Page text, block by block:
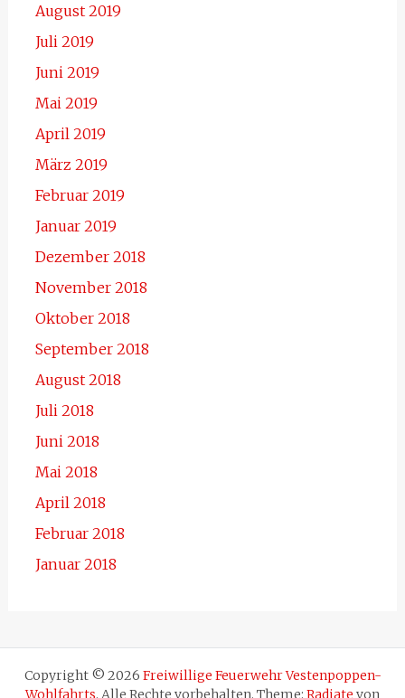
August 2019
Juli 2019
Juni 2019
Mai 2019
April 2019
März 2019
Februar 2019
Januar 2019
Dezember 2018
November 2018
Oktober 2018
September 2018
August 2018
Juli 2018
Juni 2018
Mai 2018
April 2018
Februar 2018
Januar 2018
Copyright © 2026 Freiwillige Feuerwehr Vestenpoppen-
Wohlfahrts. Alle Rechte vorbehalten. Theme: Radiate von